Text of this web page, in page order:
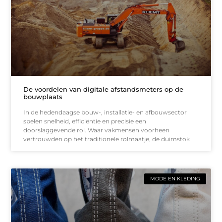
De voordelen van digitale afstandsmeters op de
bouwplaats
In de hedendaagse bouw-, installatie- en afbouwsector
spelen snelheid, efficiëntie en precisie een
doorslaggevende rol. Waar vakmensen voorheen
vertrouwden op het traditionele rolmaatje, de duimstok
MODE EN KLEDING